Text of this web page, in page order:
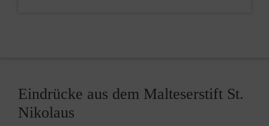
Eindrücke aus dem Malteserstift St.
Nikolaus